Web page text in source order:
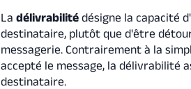
Ladélivrabilité désigne la capacité
destinataire, plutôt que d'être
messagerie. Contrairement à la
accepté le message, la délivrabilité
destinataire.